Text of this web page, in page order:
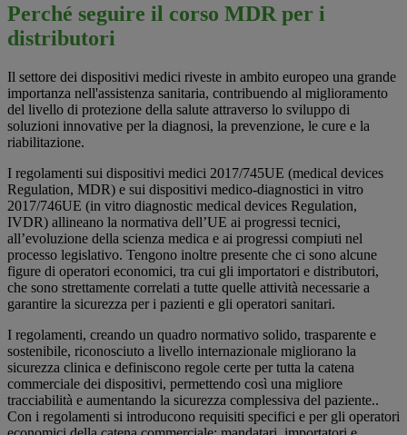
Perché seguire il corso MDR per i
distributori
Il settore dei dispositivi medici riveste in ambito europeo una grande
importanza nell'assistenza sanitaria, contribuendo al miglioramento
del livello di protezione della salute attraverso lo sviluppo di
soluzioni innovative per la diagnosi, la prevenzione, le cure e la
riabilitazione.
I regolamenti sui dispositivi medici 2017/745UE (medical devices
Regulation, MDR) e sui dispositivi medico-diagnostici in vitro
2017/746UE (in vitro diagnostic medical devices Regulation,
IVDR) allineano la normativa dell’UE ai progressi tecnici,
all’evoluzione della scienza medica e ai progressi compiuti nel
processo legislativo. Tengono inoltre presente che ci sono alcune
figure di operatori economici, tra cui gli importatori e distributori,
che sono strettamente correlati a tutte quelle attività necessarie a
garantire la sicurezza per i pazienti e gli operatori sanitari.
I regolamenti, creando un quadro normativo solido, trasparente e
sostenibile, riconosciuto a livello internazionale migliorano la
sicurezza clinica e definiscono regole certe per tutta la catena
commerciale dei dispositivi, permettendo così una migliore
tracciabilità e aumentando la sicurezza complessiva del paziente..
Con i regolamenti si introducono requisiti specifici e per gli operatori